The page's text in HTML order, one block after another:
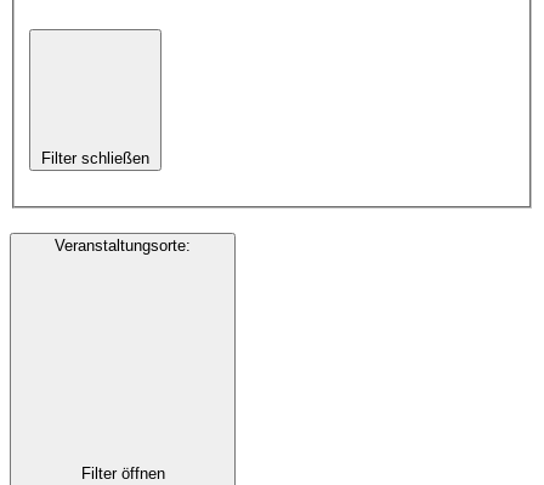
Filter schließen
Veranstaltungsorte:
Filter öffnen